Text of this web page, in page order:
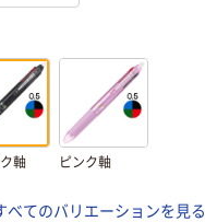
軸 ピンク軸
べてのバリエーションを見る